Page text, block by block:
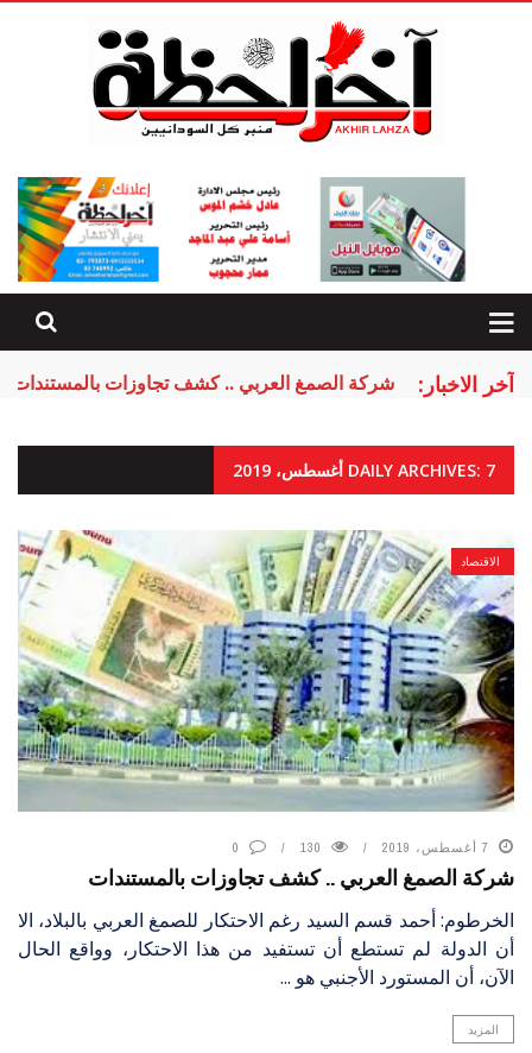
آخر الاخبار: شركة الصمغ العربي .. كشف تجاوزات بالمستندات
DAILY ARCHIVES: 7 أغسطس، 2019
الاقتصاد
7 أغسطس، 2019 130
0
شركة الصمغ العربي .. كشف تجاوزات بالمستندات
الخرطوم: أحمد قسم السيد رغم الاحتكار للصمغ العربي بالبلاد، الا
أن الدولة لم تستطع أن تستفيد من هذا الاحتكار، وواقع الحال
الآن، أن المستورد الأجنبي هو ...
المزيد